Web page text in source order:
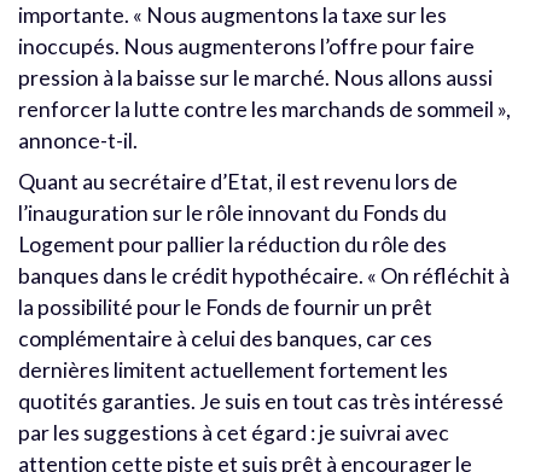
importante. « Nous augmentons la taxe sur les
inoccupés. Nous augmenterons l’offre pour faire
pression à la baisse sur le marché. Nous allons aussi
renforcer la lutte contre les marchands de sommeil »,
annonce-t-il.
Quant au secrétaire d’Etat, il est revenu lors de
l’inauguration sur le rôle innovant du Fonds du
Logement pour pallier la réduction du rôle des
banques dans le crédit hypothécaire. « On réfléchit à
la possibilité pour le Fonds de fournir un prêt
complémentaire à celui des banques, car ces
dernières limitent actuellement fortement les
quotités garanties. Je suis en tout cas très intéressé
par les suggestions à cet égard : je suivrai avec
attention cette piste et suis prêt à encourager le